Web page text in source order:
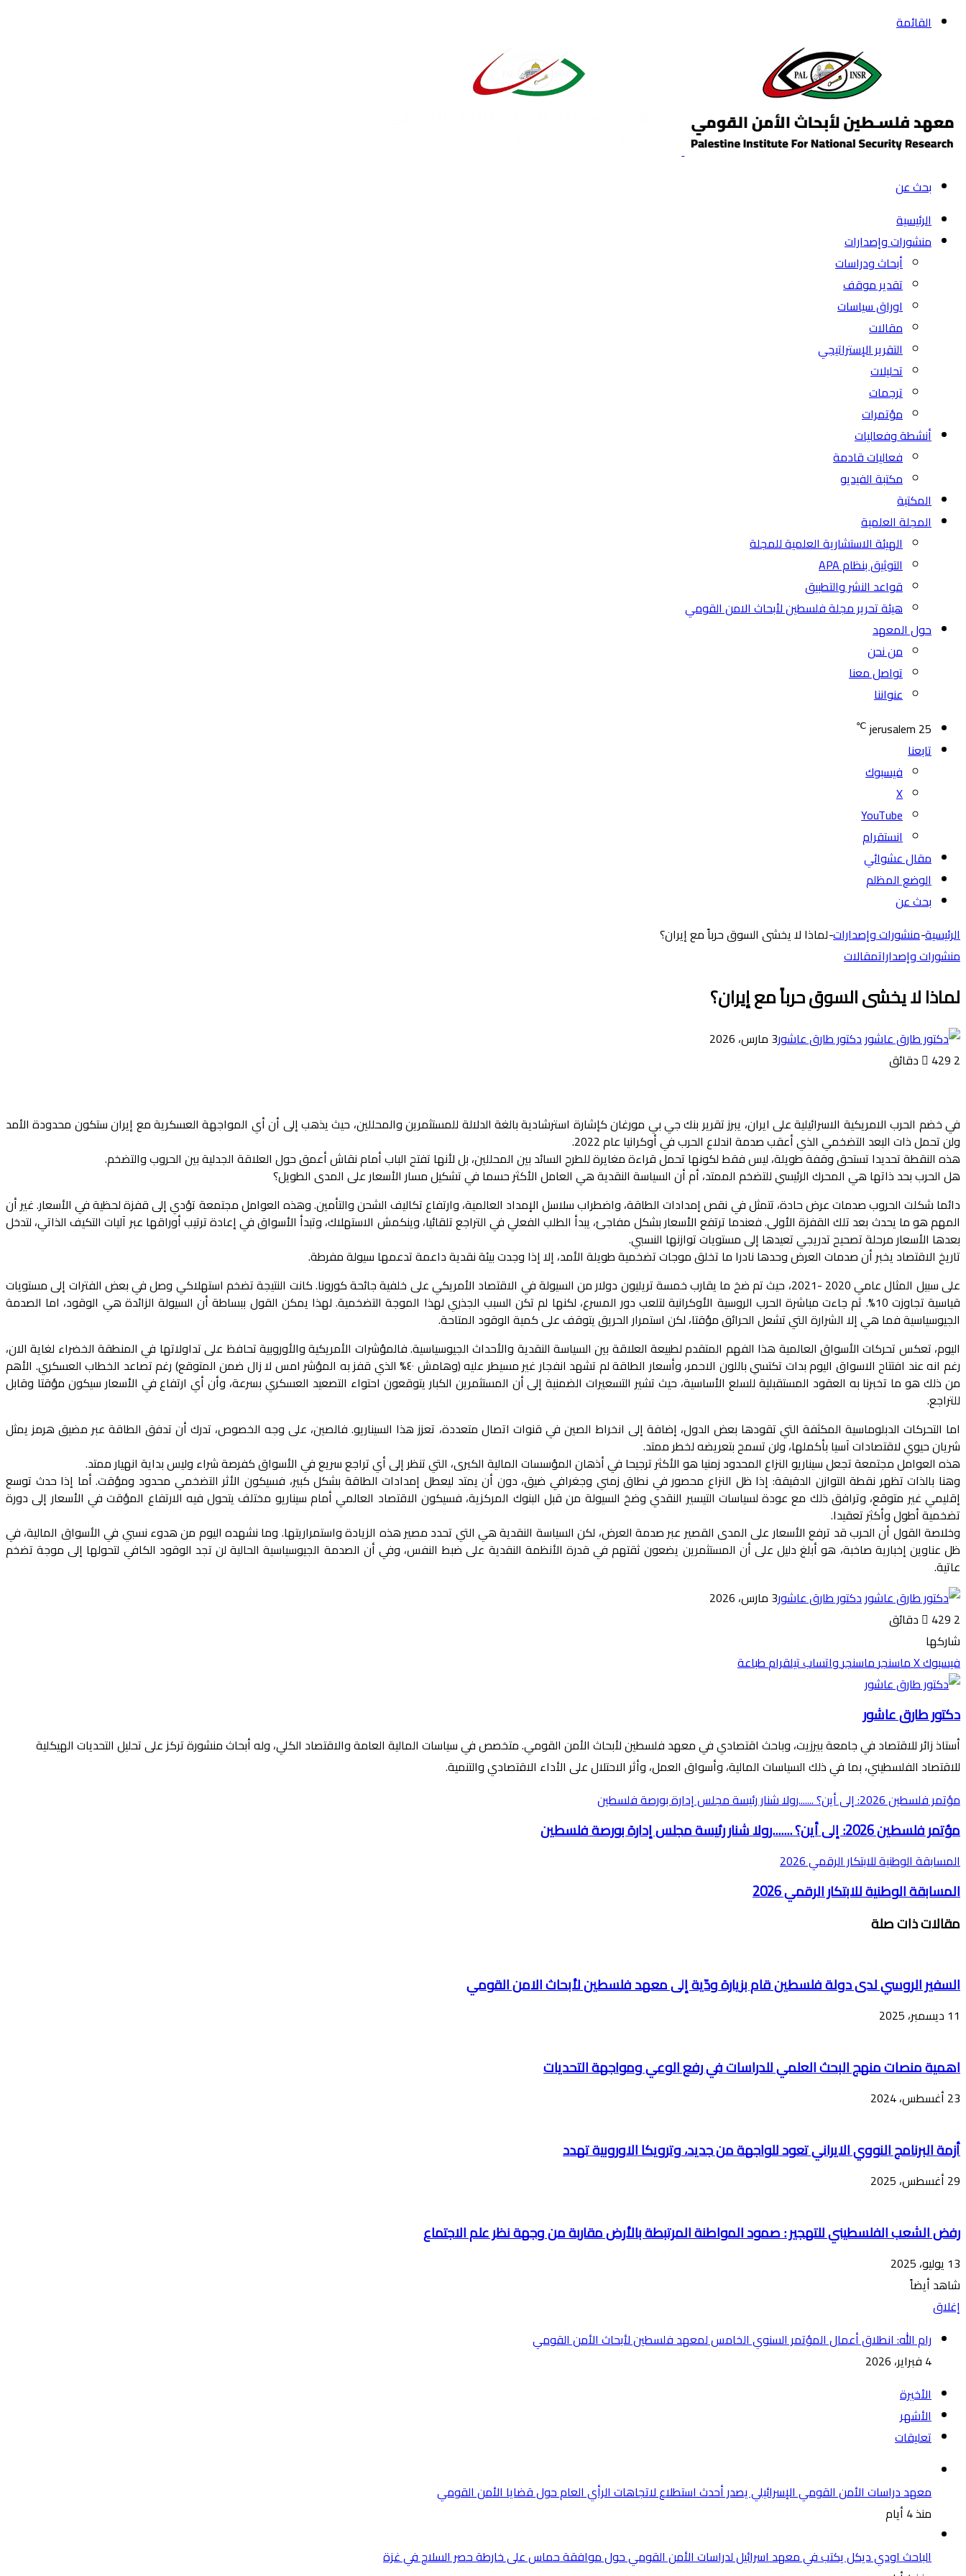
القائمة
بحث عن
الرئيسية
منشورات وإصدارات
أبحاث ودراسات
تقدير موقف
اوراق سياسات
مقالات
التقرير الإستراتيجي
تحليلات
ترجمات
مؤتمرات
أنشطة وفعاليات
فعاليات قادمة
مكتبة الفيديو
المكتبة
المجلة العلمية
الهيئة الاستشارية العلمية للمجلة
التوثيق بنظام APA
قواعد النشر والتطبيق
هيئة تحرير مجلة فلسطين لأبحاث الامن القومي
حول المعهد
من نحن
تواصل معنا
عنواننا
jerusalem 25
℃
تابعنا
فيسبوك
‫X
‫YouTube
انستقرام
مقال عشوائي
الوضع المظلم
بحث عن
الرئيسية-منشورات وإصدارات-لماذا لا يخشى السوق حرباً مع إيران؟
منشورات وإصداراتمقالات
لماذا لا يخشى السوق حرباً مع إيران؟
دكتور طارق عاشور3 مارس، 2026
429 2 دقائق
في خضم الحرب الامريكية الاسرائيلية على ايران، يبرز تقرير بنك جي بي مورغان كإشارة استرشادية بالغة الدلالة للمستثمرين والمحللين، حيث يذهب إلى أن أي المواجهة العسكرية مع إيران ستكون محدودة الأمد
ولن تحمل ذات البعد التضخمي الذي أعقب صدمة اندلاع الحرب في أوكرانيا عام 2022.
هذه النقطة تحديدا تستحق وقفة طويلة، ليس فقط لكونها تحمل قراءة مغايرة للطرح السائد بين المحللين، بل لأنها تفتح الباب أمام نقاش أعمق حول العلاقة الجدلية بين الحروب والتضخم.
هل الحرب بحد ذاتها هي المحرك الرئيسي للتضخم الممتد، أم أن السياسة النقدية هي العامل الأكثر حسما في تشكيل مسار الأسعار على المدى الطويل؟
دائما شكلت الحروب صدمات عرض حادة، تتمثل في نقص إمدادات الطاقة، واضطراب سلاسل الإمداد العالمية، وارتفاع تكاليف الشحن والتأمين. وهذه العوامل مجتمعة تؤدي إلى قفزة لحظية في الأسعار. غير أن
المهم هو ما يحدث بعد تلك القفزة الأولى. فعندما ترتفع الأسعار بشكل مفاجئ، يبدأ الطلب الفعلي في التراجع تلقائيا، وينكمش الاستهلاك، وتبدأ الأسواق في إعادة ترتيب أوراقها عبر آليات التكيف الذاتي، لتدخل
بعدها الأسعار مرحلة تصحيح تدريجي تعيدها إلى مستويات توازنها النسبي.
تاريخ الاقتصاد يخبر أن صدمات العرض وحدها نادرا ما تخلق موجات تضخمية طويلة الأمد، إلا إذا وجدت بيئة نقدية داعمة تدعمها سيولة مفرطة.
على سبيل المثال عامي 2020 -2021، حيث تم ضخ ما يقارب خمسة تريليون دولار من السيولة في الاقتصاد الأمريكي على خلفية جائحة كورونا. كانت النتيجة تضخم استهلاكي وصل في بعض الفترات إلى مستويات
قياسية تجاوزت 10%. ثم جاءت مباشرة الحرب الروسية الأوكرانية لتلعب دور المسرع، لكنها لم تكن السبب الجذري لهذا الموجة التضخمية. لهذا يمكن القول ببساطة أن السيولة الزائدة هي الوقود، اما الصدمة
الجيوسياسية فما هي إلا الشرارة التي تشعل الحرائق مؤقتا، لكن استمرار الحريق يتوقف على كمية الوقود المتاحة.
اليوم، تعكس تحركات الأسواق العالمية هذا الفهم المتقدم لطبيعة العلاقة بين السياسة النقدية والأحداث الجيوسياسية. فالمؤشرات الأمريكية والأوروبية تحافظ على تداولاتها في المنطقة الخضراء لغاية الان،
رغم انه عند افتتاح الاسواق اليوم بدات تكتسي باللون الاحمر، وأسعار الطاقة لم تشهد انفجار غير مسيطر عليه (وهامش ٤٠% الذي قفز به المؤشر امس لا زال ضمن المتوقع) رغم تصاعد الخطاب العسكري. الأهم
من ذلك هو ما تخبرنا به العقود المستقبلية للسلع الأساسية، حيث تشير التسعيرات الضمنية إلى أن المستثمرين الكبار يتوقعون احتواء التصعيد العسكري بسرعة، وأن أي ارتفاع في الأسعار سيكون مؤقتا وقابل
للتراجع.
اما التحركات الدبلوماسية المكثفة التي تقودها بعض الدول، إضافة إلى انخراط الصين في قنوات اتصال متعددة، تعزز هذا السيناريو. فالصين، على وجه الخصوص، تدرك أن تدفق الطاقة عبر مضيق هرمز يمثل
شريان حيوي لاقتصادات آسيا بأكملها، ولن تسمح بتعريضه لخطر ممتد.
هذه العوامل مجتمعة تجعل سيناريو النزاع المحدود زمنيا هو الأكثر ترجيحا في أذهان المؤسسات المالية الكبرى، التي تنظر إلى أي تراجع سريع في الأسواق كفرصة شراء وليس بداية انهيار ممتد.
وهنا بالذات تظهر نقطة التوازن الدقيقة: إذا ظل النزاع محصور في نطاق زمني وجغرافي ضيق، دون أن يمتد ليعطل إمدادات الطاقة بشكل كبير، فسيكون الأثر التضخمي محدود ومؤقت. أما إذا حدث توسع
إقليمي غير متوقع، وترافق ذلك مع عودة لسياسات التيسير النقدي وضخ السيولة من قبل البنوك المركزية، فسيكون الاقتصاد العالمي أمام سيناريو مختلف يتحول فيه الارتفاع المؤقت في الأسعار إلى دورة
تضخمية أطول وأكثر تعقيدا.
وخلاصة القول أن الحرب قد ترفع الأسعار على المدى القصير عبر صدمة العرض، لكن السياسة النقدية هي التي تحدد مصير هذه الزيادة واستمراريتها. وما نشهده اليوم من هدوء نسبي في الأسواق المالية، في
ظل عناوين إخبارية صاخبة، هو أبلغ دليل على أن المستثمرين يضعون ثقتهم في قدرة الأنظمة النقدية على ضبط النفس، وفي أن الصدمة الجيوسياسية الحالية لن تجد الوقود الكافي لتحولها إلى موجة تضخم
عاتية.
دكتور طارق عاشور3 مارس، 2026
429 2 دقائق
شاركها
فيسبوك‫Xماسنجرماسنجرواتسابتيلقرامطباعة
دكتور طارق عاشور
أستاذ زائر للاقتصاد في جامعة بيرزيت، وباحث اقتصادي في معهد فلسطين لأبحاث الأمن القومي. متخصص في سياسات المالية العامة والاقتصاد الكلي، وله أبحاث منشورة تركز على تحليل التحديات الهيكلية
للاقتصاد الفلسطيني، بما في ذلك السياسات المالية، وأسواق العمل، وأثر الاحتلال على الأداء الاقتصادي والتنمية.
مؤتمر فلسطين 2026: إلى أين؟ .......رولا شنار رئيسة مجلس إدارة بورصة فلسطين
مؤتمر فلسطين 2026: إلى أين؟ .......رولا شنار رئيسة مجلس إدارة بورصة فلسطين
المسابقة الوطنية للابتكار الرقمي 2026
المسابقة الوطنية للابتكار الرقمي 2026
مقالات ذات صلة
السفير الروسي لدى دولة فلسطين قام بزيارة ودّية إلى معهد فلسطين لأبحاث الامن القومي
11 ديسمبر، 2025
اهمية منصات منهج البحث العلمي للدراسات في رفع الوعي ومواجهة التحديات
23 أغسطس، 2024
أزمة البرنامج النووي الايراني تعود للواجهة من جديد، وترويكا الاوروبية تهدد
29 أغسطس، 2025
رفض الشعب الفلسطيني للتهجير : صمود المواطنة المرتبطة بالأرض مقاربة من وجهة نظر علم الاجتماع
13 يوليو، 2025
شاهد أيضاً
إغلاق
رام الله: انطلاق أعمال المؤتمر السنوي الخامس لمعهد فلسطين لأبحاث الأمن القومي
4 فبراير، 2026
الأخيرة
الأشهر
تعليقات
معهد دراسات الأمن القومي الإسرائيلي يصدر أحدث استطلاع لاتجاهات الرأي العام حول قضايا الأمن القومي
منذ 4 أيام
الباحث اودي ديكل يكتب في معهد اسرائيل لدراسات الأمن القومي حول موافقة حماس على خارطة حصر السلاح في غزة